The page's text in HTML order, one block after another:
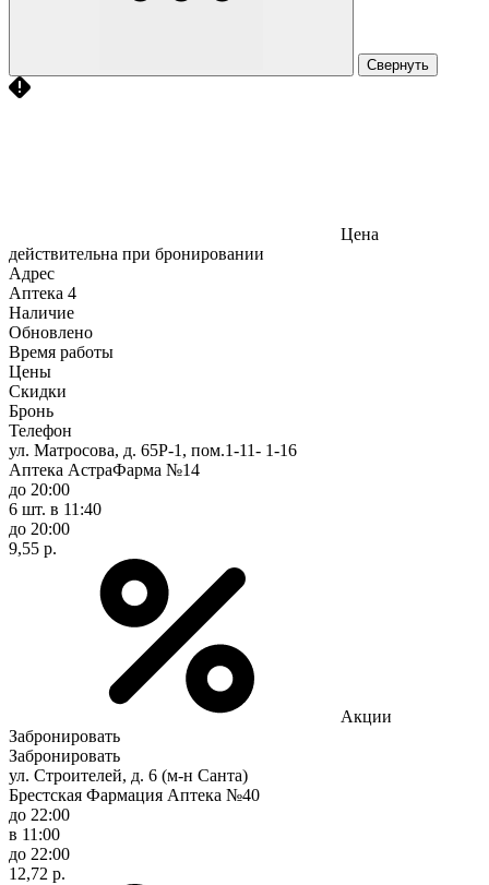
Свернуть
Цена
действительна при бронировании
Адрес
Аптека 4
Наличие
Обновлено
Время работы
Цены
Скидки
Бронь
Телефон
ул. Матросова, д. 65Р-1, пом.1-11- 1-16
Аптека АстраФарма №14
до 20:00
6 шт. в 11:40
до 20:00
9,55 р.
Акции
Забронировать
Забронировать
ул. Строителей, д. 6 (м-н Санта)
Брестская Фармация Аптека №40
до 22:00
в 11:00
до 22:00
12,72 р.